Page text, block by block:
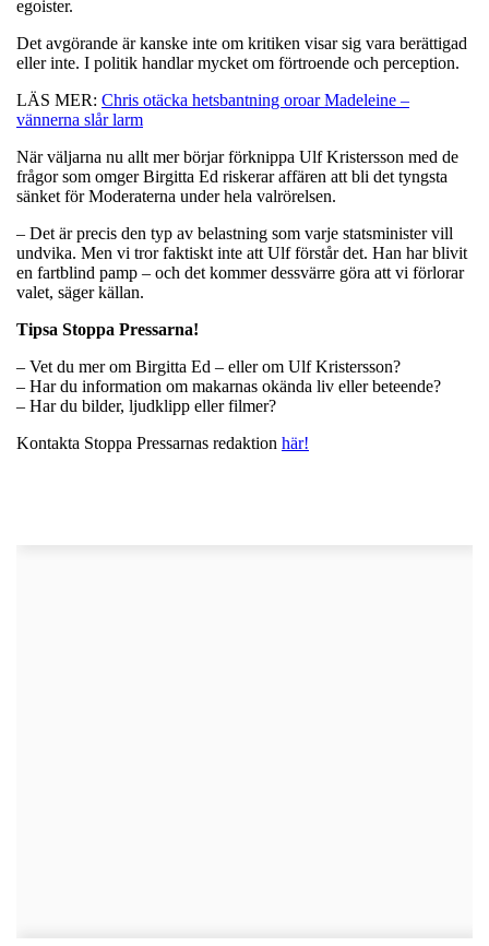
egoister.
Det avgörande är kanske inte om kritiken visar sig vara berättigad
eller inte. I politik handlar mycket om förtroende och perception.
LÄS MER: Chris otäcka hetsbantning oroar Madeleine –
vännerna slår larm
När väljarna nu allt mer börjar förknippa Ulf Kristersson med de
frågor som omger Birgitta Ed riskerar affären att bli det tyngsta
sänket för Moderaterna under hela valrörelsen.
– Det är precis den typ av belastning som varje statsminister vill
undvika. Men vi tror faktiskt inte att Ulf förstår det. Han har blivit
en fartblind pamp – och det kommer dessvärre göra att vi förlorar
valet, säger källan.
Tipsa Stoppa Pressarna!
– Vet du mer om Birgitta Ed – eller om Ulf Kristersson?
– Har du information om makarnas okända liv eller beteende?
– Har du bilder, ljudklipp eller filmer?
Kontakta Stoppa Pressarnas redaktion här!